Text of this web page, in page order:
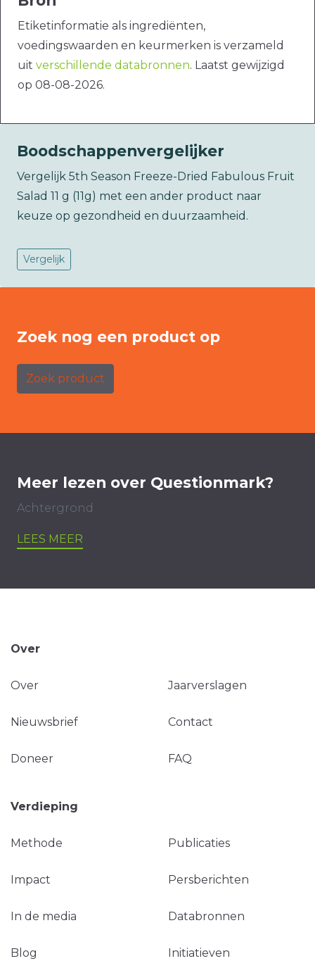
Etiketinformatie als ingrediënten,
voedingswaarden en keurmerken is verzameld
uit verschillende databronnen. Laatst gewijzigd
op 08-08-2026.
Boodschappenvergelijker
Vergelijk 5th Season Freeze-Dried Fabulous Fruit
Salad 11 g (11g) met een ander product naar
keuze op gezondheid en duurzaamheid.
Vergelijk
Zoek nog een product op
Zoek product
Meer lezen over Questionmark?
Achtergrond
LEES MEER
Over
Over Jaarverslagen
Nieuwsbrief Contact
Doneer FAQ
Verdieping
Methode Publicaties
Impact Persberichten
In de media Databronnen
Blog Initiatieven